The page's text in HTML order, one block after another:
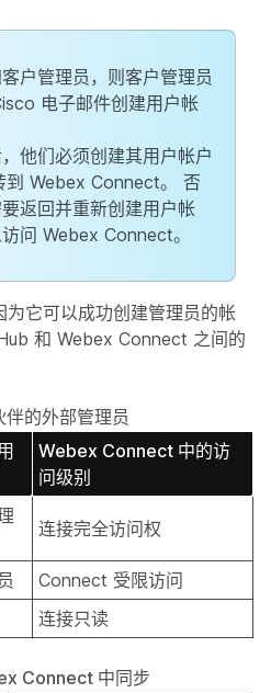
户管理员，则客户管理员
电子邮件创建用户帐
他们必须创建其用户帐户
到 Webex Connect。 否
返回并重新创建用户帐
问 Webex Connect。
它可以成功创建管理员的帐
和 Webex Connect 之间的
的外部管理员
Webex Connect 中的访
问级别
连接完全访问权
Connect 受限访问
连接只读
Connect 中同步